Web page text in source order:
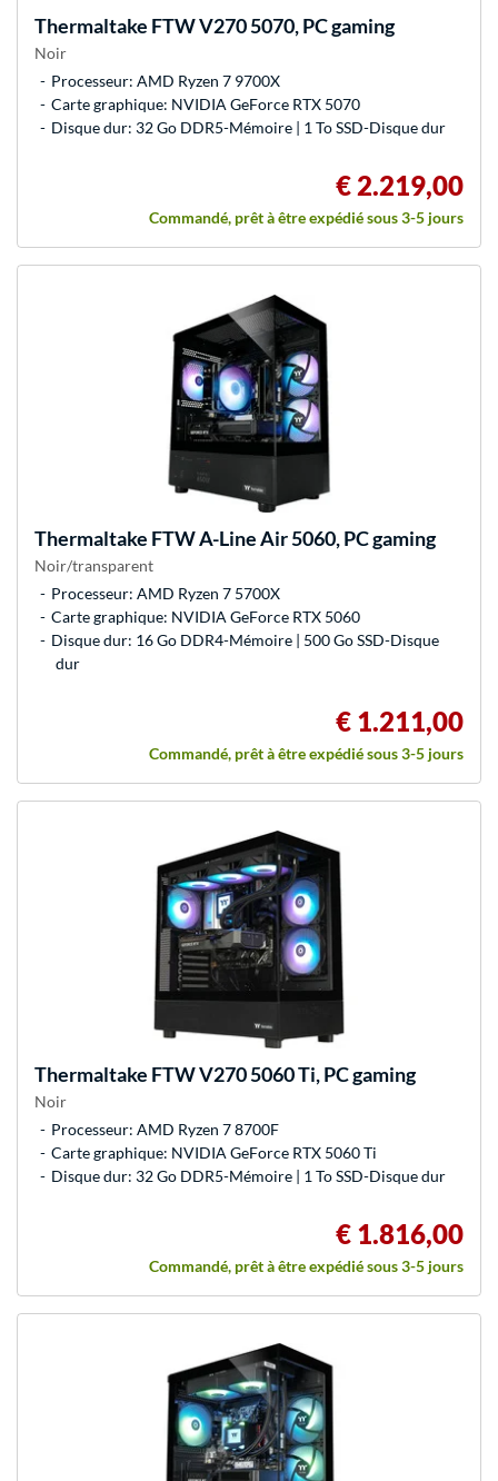
Thermaltake FTW V270 5070, PC gaming
Noir
Processeur: AMD Ryzen 7 9700X
Carte graphique: NVIDIA GeForce RTX 5070
Disque dur: 32 Go DDR5-Mémoire | 1 To SSD-Disque dur
€ 2.219,00
Commandé, prêt à être expédié sous 3-5 jours
Thermaltake FTW A-Line Air 5060, PC gaming
Noir/transparent
Processeur: AMD Ryzen 7 5700X
Carte graphique: NVIDIA GeForce RTX 5060
Disque dur: 16 Go DDR4-Mémoire | 500 Go SSD-Disque
dur
€ 1.211,00
Commandé, prêt à être expédié sous 3-5 jours
Thermaltake FTW V270 5060 Ti, PC gaming
Noir
Processeur: AMD Ryzen 7 8700F
Carte graphique: NVIDIA GeForce RTX 5060 Ti
Disque dur: 32 Go DDR5-Mémoire | 1 To SSD-Disque dur
€ 1.816,00
Commandé, prêt à être expédié sous 3-5 jours